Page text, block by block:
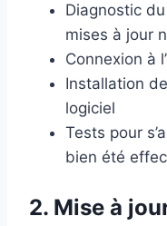
Diagnostic
mises à jour
Connexion à
Installation
logiciel
Tests pour
bien été
2. Mise à